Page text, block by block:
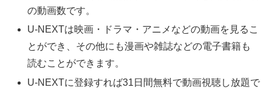
の動画数です。
U-NEXTは映画・ドラマ・アニメなどの動画を見るこ
とができ、その他にも漫画や雑誌などの電子書籍も
読むことができます。
U-NEXTに登録すれば31日間無料で動画視聴し放題で